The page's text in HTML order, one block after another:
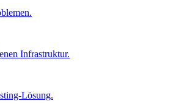
Infrastruktur.
Lösung.